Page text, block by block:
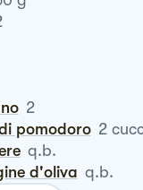
2
pomodoro 2
q.b.
d'oliva q.b.